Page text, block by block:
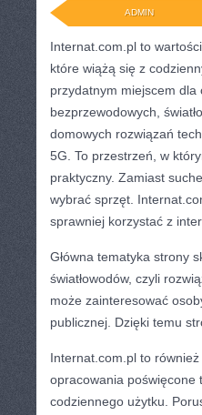
ADMIN
Internat.com.pl to
które wiążą się z
przydatnym miejscem
bezprzewodowych,
domowych rozwiązań
5G. To przestrzeń, w
praktyczny. Zamiast
wybrać sprzęt.
sprawniej korzystać z
Główna tematyka strony
światłowodów, czyli
może zainteresować
publicznej. Dzięki temu
Internat.com.pl to
opracowania poświęcone
codziennego użytku.